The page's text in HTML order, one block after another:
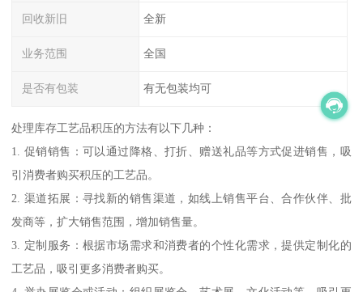
回收新旧 全新
业务范围 全国
是否有包装 有无包装均可
处理库存工艺品积压的方法有以下几种：
1. 促销销售：可以通过降格、打折、赠送礼品等方式促进销售，吸
引消费者购买积压的工艺品。
2. 渠道拓展：寻找新的销售渠道，如线上销售平台、合作伙伴、批
发商等，扩大销售范围，增加销售量。
3. 定制服务：根据市场需求和消费者的个性化需求，提供定制化的
工艺品，吸引更多消费者购买。